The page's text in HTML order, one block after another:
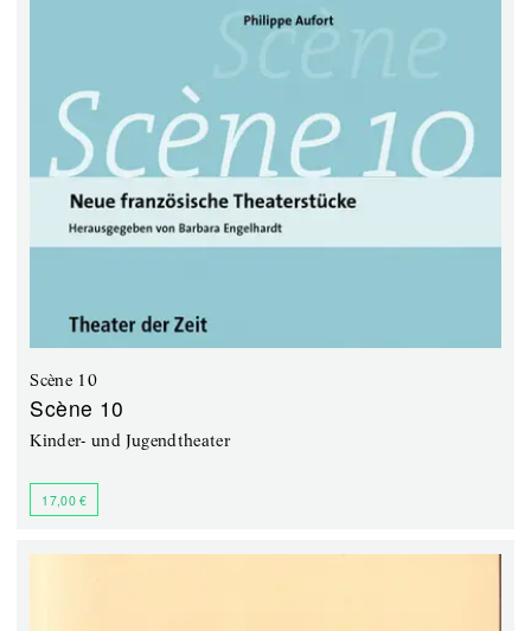
Scène 10
Scène 10
Kinder- und Jugendtheater
17,00 €